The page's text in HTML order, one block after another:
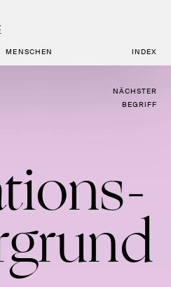
MENSCHEN INDEX
NÄCHSTER
BEGRIFF